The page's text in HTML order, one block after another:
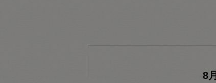
8月